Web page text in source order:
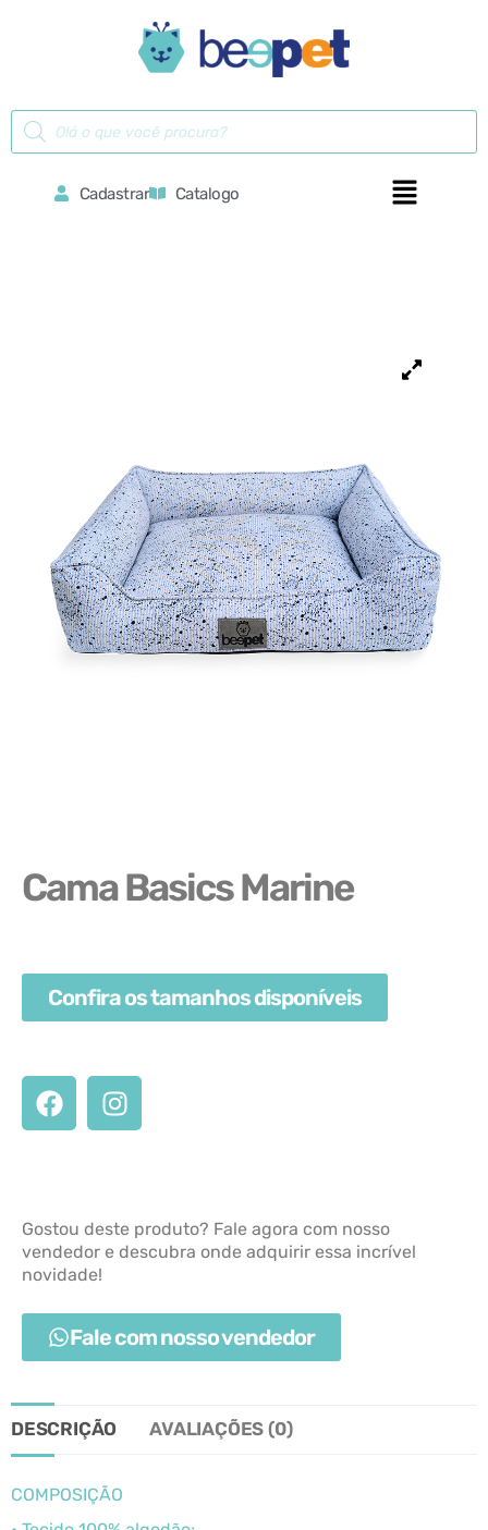
Cadastrar Catalogo
Cama Basics Marine
Confira os tamanhos disponíveis
Gostou deste produto? Fale agora com nosso
vendedor e descubra onde adquirir essa incrível
novidade!
Fale com nosso vendedor
DESCRIÇÃO AVALIAÇÕES (0)
COMPOSIÇÃO